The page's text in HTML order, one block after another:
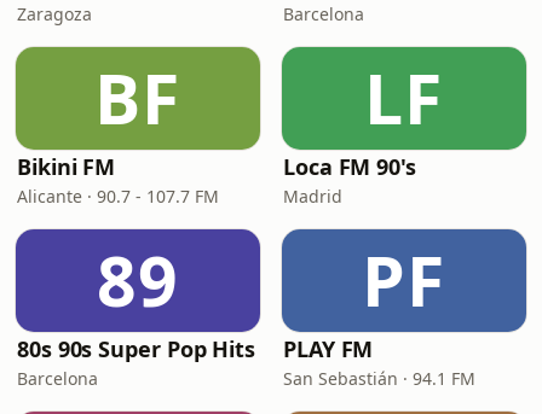
Zaragoza Barcelona
BF
Bikini FM
Alicante · 90.7 - 107.7 FM
LF
Loca FM 90's
Madrid
89
80s 90s Super Pop Hits
Barcelona
PF
PLAY FM
San Sebastián · 94.1 FM